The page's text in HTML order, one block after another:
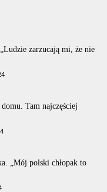
zarzucają mi, że nie
Tam najczęściej
„Mój polski chłopak to